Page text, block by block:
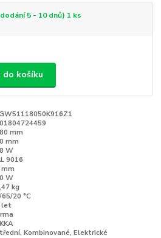
5 - 10 dnů) 1 ks
do košíku
mm
mm
W
9016
W
kg
20 °C
let
Kombinované, Elektrické